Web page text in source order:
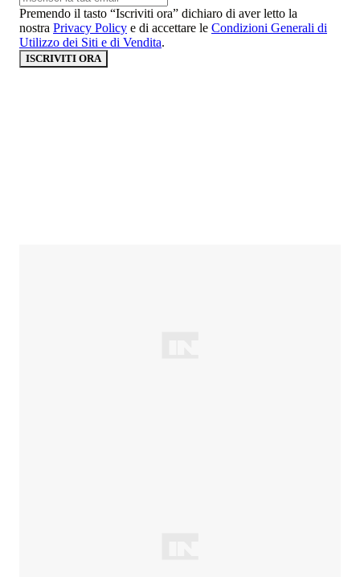
Premendo il tasto “Iscriviti ora” dichiaro di aver letto la
nostra Privacy Policy e di accettare le Condizioni Generali di
Utilizzo dei Siti e di Vendita.
ISCRIVITI ORA